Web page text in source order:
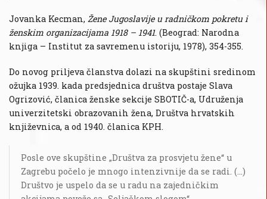
Jovanka Kecman, Žene Jugoslavije u radničkom pokretu i
ženskim organizacijama 1918 – 1941. (Beograd: Narodna
knjiga – Institut za savremenu istoriju, 1978), 354-355.
Do novog priljeva članstva dolazi na skupštini sredinom
ožujka 1939. kada predsjednica društva postaje Slava
Ogrizović, članica ženske sekcije SBOTIČ-a, Udruženja
univerzitetski obrazovanih žena, Društva hrvatskih
književnica, a od 1940. članica KPH.
Posle ove skupštine „Društva za prosvjetu žene“ u
Zagrebu počelo je mnogo intenzivnije da se radi. (...)
Društvo je uspelo da se u radu na zajedničkim